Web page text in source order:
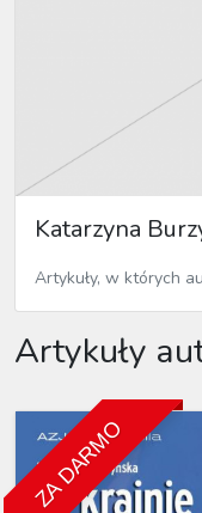
Katarzyna
Artykuły, w których
Artykuły
ZA DARMO